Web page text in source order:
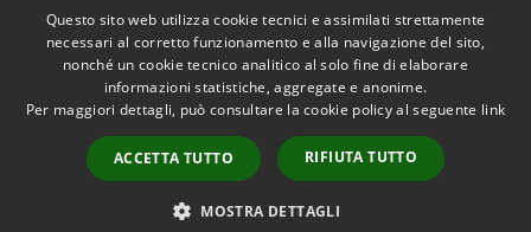
Accessibilità
Copyright © 2026 • Comune di
Limone sul Garda • Powered by
Municipium•
Accesso
redazione
Questo sito web utilizza cookie tecnici e assimilati strettamente
necessari al corretto funzionamento e alla navigazione del sito,
nonché un cookie tecnico analitico al solo fine di elaborare
informazioni statistiche, aggregate e anonime.
Per maggiori dettagli, può consultare la cookie policy al seguente link
ACCETTA TUTTO RIFIUTA TUTTO
MOSTRA DETTAGLI